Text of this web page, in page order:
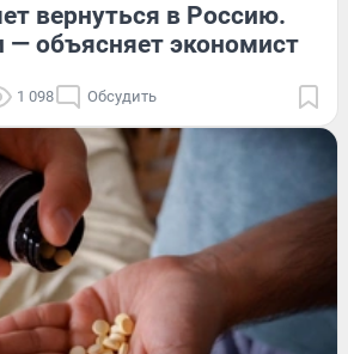
вернуться в Россию.
объясняет экономист
1 098 Обсудить